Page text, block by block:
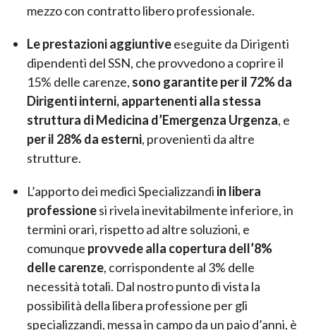
mezzo con contratto libero professionale.
Le prestazioni aggiuntiveeseguite da Dirigenti
dipendenti del SSN, che provvedono a coprire il
15% delle carenze, sono garantite per il 72% da
Dirigenti interni, appartenenti alla stessa
struttura di Medicina d’Emergenza Urgenza, e
per il 28% da esterni, provenienti da altre
strutture.
L’apporto dei medici Specializzandi in libera
professionesi rivela inevitabilmente inferiore, in
termini orari, rispetto ad altre soluzioni, e
comunque provvede alla copertura dell’8%
delle carenze, corrispondente al 3% delle
necessità totali. Dal nostro punto di vista la
possibilità della libera professione per gli
specializzandi, messa in campo da un paio d’anni, è